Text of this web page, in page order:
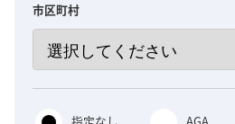
市区町村
指定なし AGA